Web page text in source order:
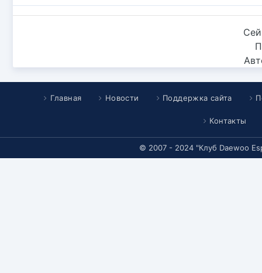
Главная Новости Поддержка сайта
Контакты
© 2007 - 2024 "Клуб Daewoo